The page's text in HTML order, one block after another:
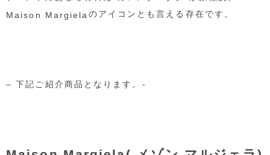
Maison Margiela のアイコンとも言える存在です。
– 下記ご紹介商品となります。-